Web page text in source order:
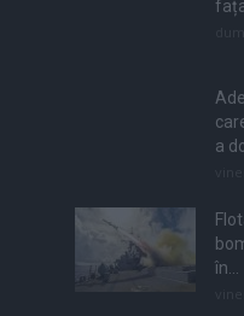
a
în...